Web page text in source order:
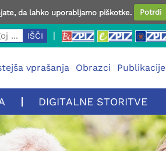
da lahko uporabljamo piškotke. Potrdi
|
vprašanja Obrazci Publikacije
DIGITALNE STORITVE